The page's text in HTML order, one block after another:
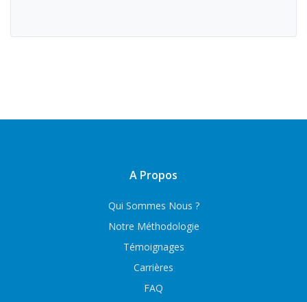
A Propos
Qui Sommes Nous ?
Notre Méthodologie
Témoignages
Carrières
FAQ